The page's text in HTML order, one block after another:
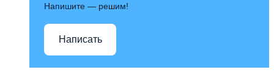
Напишите — решим!
Написать